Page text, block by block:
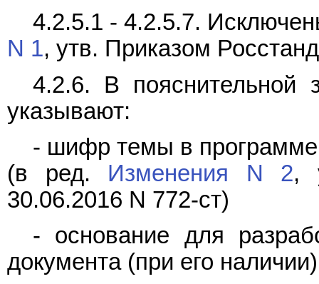
4.2.5.1 - 4.2.5.7.
N 1, утв. Приказом
4.2.6. В пояснительной
указывают:
- шифр темы в программе
(в ред. Изменения N 2,
30.06.2016 N 772-ст)
- основание для
документа (при его